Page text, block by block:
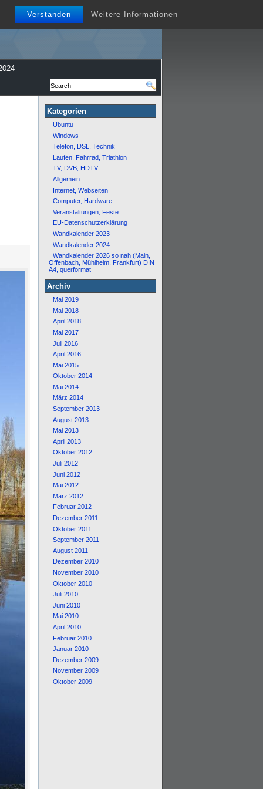
Verstanden Weitere Informationen
Kategorien
Ubuntu
Windows
Telefon, DSL, Technik
Laufen, Fahrrad, Triathlon
TV, DVB, HDTV
Allgemein
Internet, Webseiten
Computer, Hardware
Veranstaltungen, Feste
EU-Datenschutzerklärung
Wandkalender 2023
Wandkalender 2024
Wandkalender 2026 so nah (Main,
Offenbach, Mühlheim, Frankfurt) DIN
A4, querformat
Archiv
Mai 2019
Mai 2018
April 2018
Mai 2017
Juli 2016
April 2016
Mai 2015
Oktober 2014
Mai 2014
März 2014
September 2013
August 2013
Mai 2013
April 2013
Oktober 2012
Juli 2012
Juni 2012
Mai 2012
März 2012
Februar 2012
Dezember 2011
Oktober 2011
September 2011
August 2011
Dezember 2010
November 2010
Oktober 2010
Juli 2010
Juni 2010
Mai 2010
April 2010
Februar 2010
Januar 2010
Dezember 2009
November 2009
Oktober 2009